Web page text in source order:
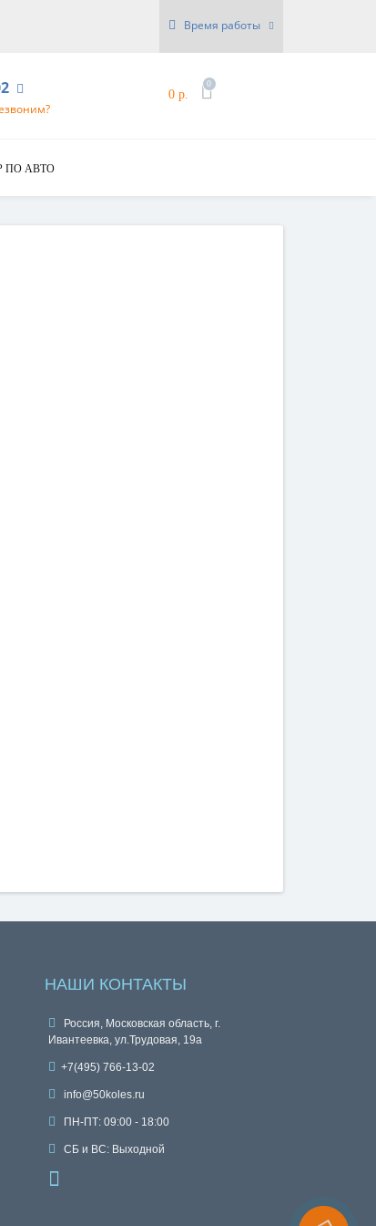
Время работы
0 р.
0
ПО АВТО
НАШИ КОНТАКТЫ
Россия, Московская область, г.
Ивантеевка, ул.Трудовая, 19а
+7(495) 766-13-02
info@50koles.ru
ПН-ПТ: 09:00 - 18:00
СБ и ВС: Выходной